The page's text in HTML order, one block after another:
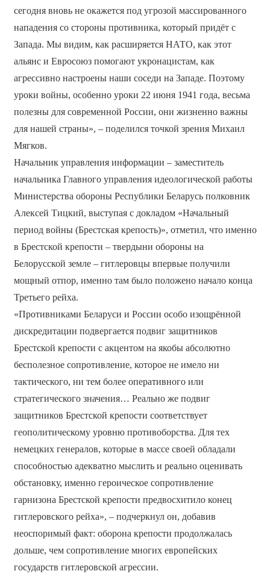
сегодня вновь не окажется под угрозой массированного
нападения со стороны противника, который придёт с
Запада. Мы видим, как расширяется НАТО, как этот
альянс и Евросоюз помогают укронацистам, как
агрессивно настроены наши соседи на Западе. Поэтому
уроки войны, особенно уроки 22 июня 1941 года, весьма
полезны для современной России, они жизненно важны
для нашей страны», – поделился точкой зрения Михаил
Мягков.
Начальник управления информации – заместитель
начальника Главного управления идеологической работы
Министерства обороны Республики Беларусь полковник
Алексей Тицкий, выступая с докладом «Начальный
период войны (Брестская крепость)», отметил, что именно
в Брестской крепости – твердыни обороны на
Белорусской земле – гитлеровцы впервые получили
мощный отпор, именно там было положено начало конца
Третьего рейха.
«Противниками Беларуси и России особо изощрённой
дискредитации подвергается подвиг защитников
Брестской крепости с акцентом на якобы абсолютно
бесполезное сопротивление, которое не имело ни
тактического, ни тем более оперативного или
стратегического значения… Реально же подвиг
защитников Брестской крепости соответствует
геополитическому уровню противоборства. Для тех
немецких генералов, которые в массе своей обладали
способностью адекватно мыслить и реально оценивать
обстановку, именно героическое сопротивление
гарнизона Брестской крепости предвосхитило конец
гитлеровского рейха», – подчеркнул он, добавив
неоспоримый факт: оборона крепости продолжалась
дольше, чем сопротивление многих европейских
государств гитлеровской агрессии.